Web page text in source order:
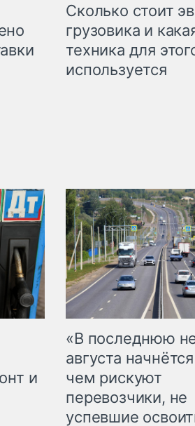
Сколько стоит
грузовика и
техника для
используется
и
«В последнюю
августа
чем рискуют
перевозчики, не
успевшие